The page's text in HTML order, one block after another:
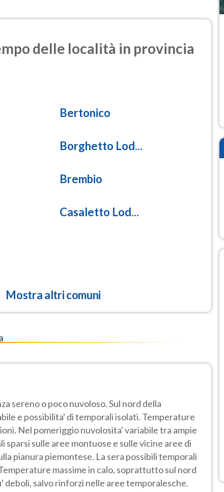
delle località in provincia
Bertonico
Borghetto Lod...
Brembio
Casaletto Lod...
Mostra altri comuni
sereno o poco nuvoloso. Sul nord della
e possibilita' di temporali isolati. Temperature
Nel pomeriggio nuvolosita' variabile tra ampie
sparsi sulle aree montuose e sulle vicine aree di
pianura piemontese. La sera possibili temporali
massime in calo, soprattutto sul nord
deboli, salvo rinforzi nelle aree temporalesche.